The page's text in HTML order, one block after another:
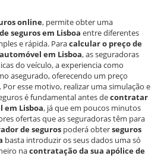
online, permite obter uma
seguros em Lisboaentre diferentes
e rápida. Paracalcular o preço de
em Lisboa, as seguradoras
do veículo, a experiencia como
asegurado, oferecendo um preço
esse motivo, realizar uma simulação e
é fundamental antes decontratar
em Lisboa, já que em poucos minutos
ofertas que as seguradoras têm para
de seguros poderá obterseguros
basta introduzir os seus dados uma só
nacontratação da sua apólice de